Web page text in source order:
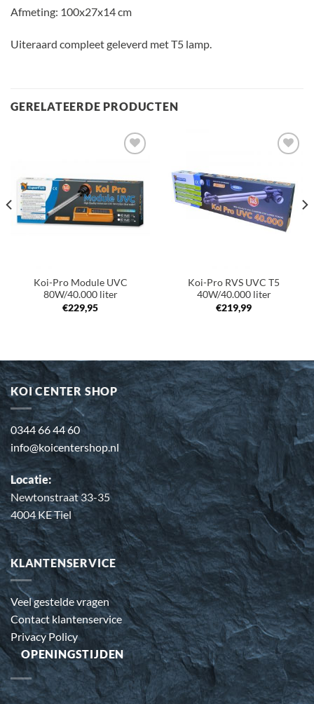
Afmeting: 100x27x14 cm
Uiteraard compleet geleverd met T5 lamp.
GERELATEERDE PRODUCTEN
verlanglijst
Koi-Pro Module UVC
80W/40.000 liter
€229,95
verlanglijst
Koi-Pro RVS UVC T5
40W/40.000 liter
€219,99
KOI CENTER SHOP
0344 66 44 60
info@koicentershop.nl
Locatie:
Newtonstraat 33-35
4004 KE Tiel
KLANTENSERVICE
Veel gestelde vragen
Contact klantenservice
Privacy Policy
OPENINGSTIJDEN